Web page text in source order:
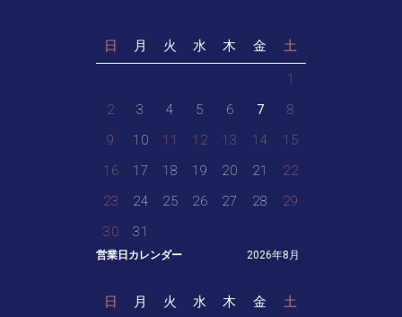
営業日カレンダー 2026年8月
日 月 火 水 木 金 土
1
2
3 4 5 6 7
8
9
10 11 12 13 14
15
16
17 18 19 20 21
22
23
24 25 26 27 28
29
30
31
日 月 火 水 木 金 土